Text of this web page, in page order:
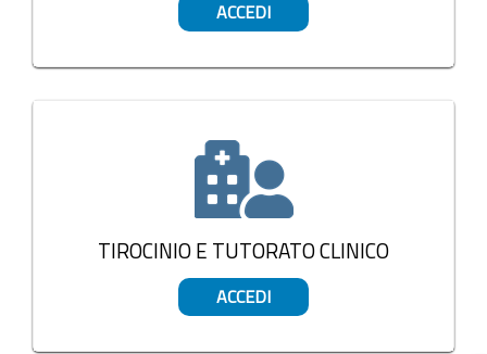
ACCEDI
TIROCINIO E TUTORATO CLINICO
ACCEDI